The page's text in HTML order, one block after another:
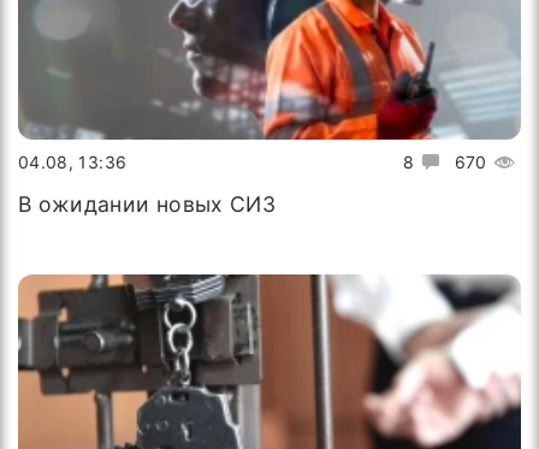
8 670
04.08, 13:36
В ожидании новых СИЗ